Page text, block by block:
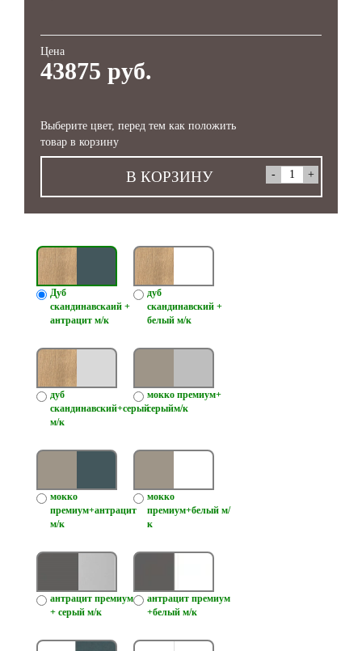
Цена
43875 руб.
Выберите цвет, перед тем как положить
товар в корзину
В КОРЗИНУ
Дуб
скандинавскаий +
антрацит м/к
дуб
скандинавский +
белый м/к
дуб
скандинавский+серый
м/к
мокко премиум+
серыйм/к
мокко
премиум+антрацит
м/к
мокко
премиум+белый м/
к
антрацит премиум
+ серый м/к
антрацит премиум
+белый м/к